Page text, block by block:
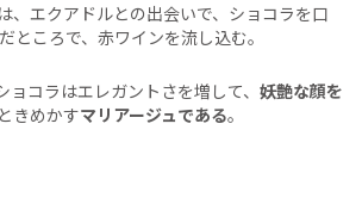
、エクアドルとの出会いで、ショコラを口
ところで、赤ワインを流し込む。
コラはエレガントさを増して、 妖艶な顔を
きめかすマリアージュである。